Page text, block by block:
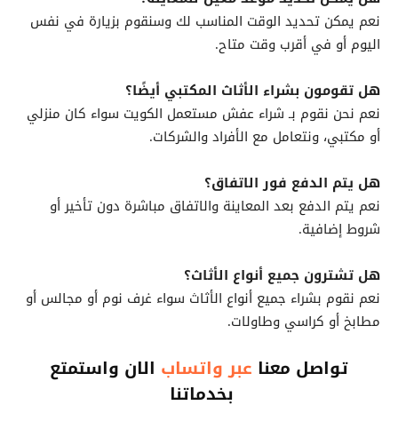
نعم يمكن تحديد الوقت المناسب لك وسنقوم بزيارة في نفس
اليوم أو في أقرب وقت متاح.
هل تقومون بشراء الأثاث المكتبي أيضًا؟
نعم نحن نقوم بـ شراء عفش مستعمل الكويت سواء كان منزلي
أو مكتبي، ونتعامل مع الأفراد والشركات.
هل يتم الدفع فور الاتفاق؟
نعم يتم الدفع بعد المعاينة والاتفاق مباشرة دون تأخير أو
شروط إضافية.
هل تشترون جميع أنواع الأثاث؟
نعم نقوم بشراء جميع أنواع الأثاث سواء غرف نوم أو مجالس أو
مطابخ أو كراسي وطاولات.
تواصل معنا عبر واتساب الان واستمتع
بخدماتنا